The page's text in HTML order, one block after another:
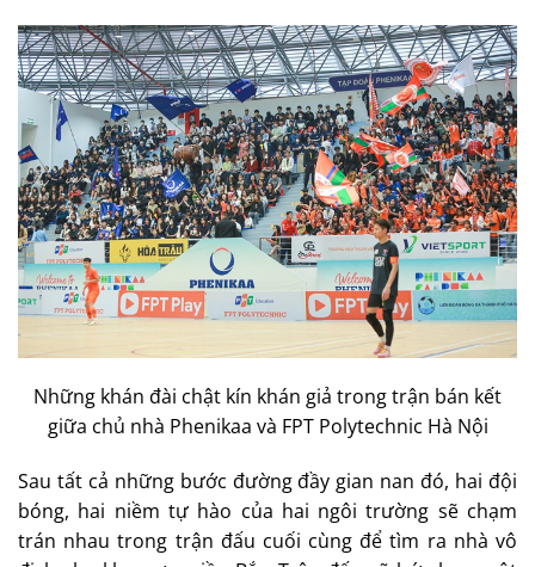
Những khán đài chật kín khán giả trong trận bán kết
giữa chủ nhà Phenikaa và FPT Polytechnic Hà Nội
Sau tất cả những bước đường đầy gian nan đó, hai đội
bóng, hai niềm tự hào của hai ngôi trường sẽ chạm
trán nhau trong trận đấu cuối cùng để tìm ra nhà vô